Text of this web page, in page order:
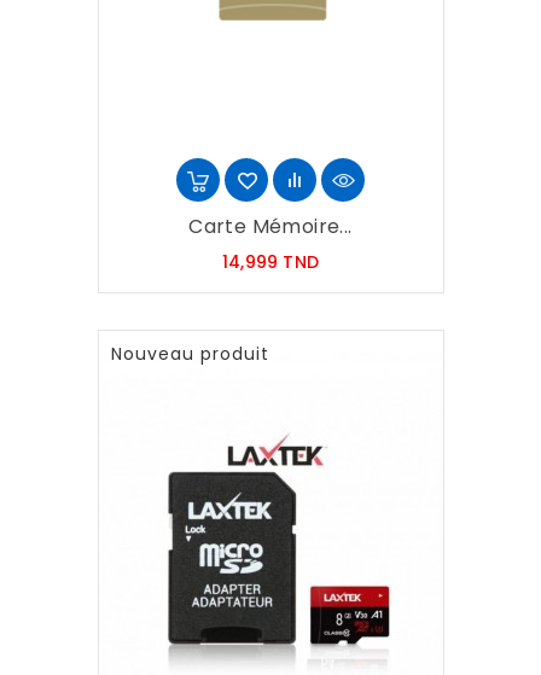
Carte Mémoire...
14,999 TNDPrix
Nouveau produit